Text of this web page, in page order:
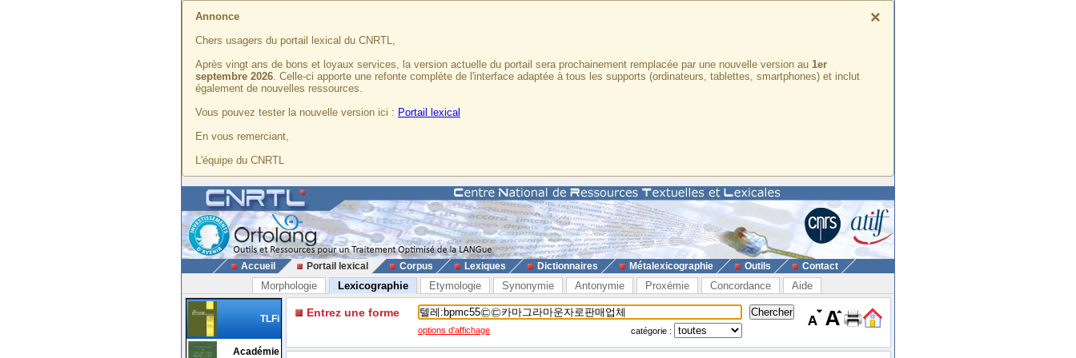
×
Annonce
Chers usagers du portail lexical du CNRTL,
Après vingt ans de bons et loyaux services, la version actuelle du portail sera prochainement remplacée par une nouvelle version au 1er
septembre 2026. Celle-ci apporte une refonte complète de l'interface adaptée à tous les supports (ordinateurs, tablettes, smartphones) et inclut
également de nouvelles ressources.
Vous pouvez tester la nouvelle version ici : Portail lexical
En vous remerciant,
L'équipe du CNRTL
Accueil Portail lexical Corpus Lexiques Dictionnaires Métalexicographie Outils Contact
Morphologie Lexicographie Etymologie Synonymie Antonymie Proxémie Concordance Aide
TLFi
Académie
Entrez une forme
options d'affichage catégorie :